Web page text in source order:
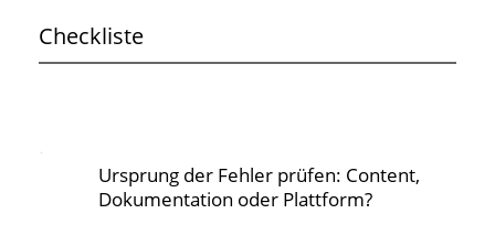
Checkliste
Ursprung der Fehler prüfen: Content,
Dokumentation oder Plattform?